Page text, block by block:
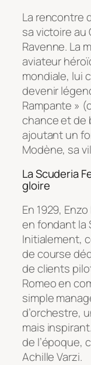
La rencontre
sa victoire au
Ravenne. La
aviateur
mondiale, lui
devenir
Rampante »
chance et de
ajoutant un
Modène, sa
La Scuderia
gloire
En 1929,
en fondant la
Initialement,
de course
de clients
Romeo en
simple
d’orchestre,
mais
de l’époque,
Achille Varzi.